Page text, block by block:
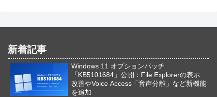
新着記事
Windows 11 オプションパッチ
「KB5101684」公開：File Explorerの表示
改善やVoice Access「音声分離」など新機能
を追加